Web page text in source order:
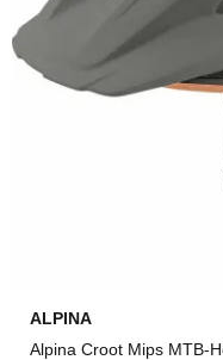
ALPINA
Alpina Croot Mips MTB-